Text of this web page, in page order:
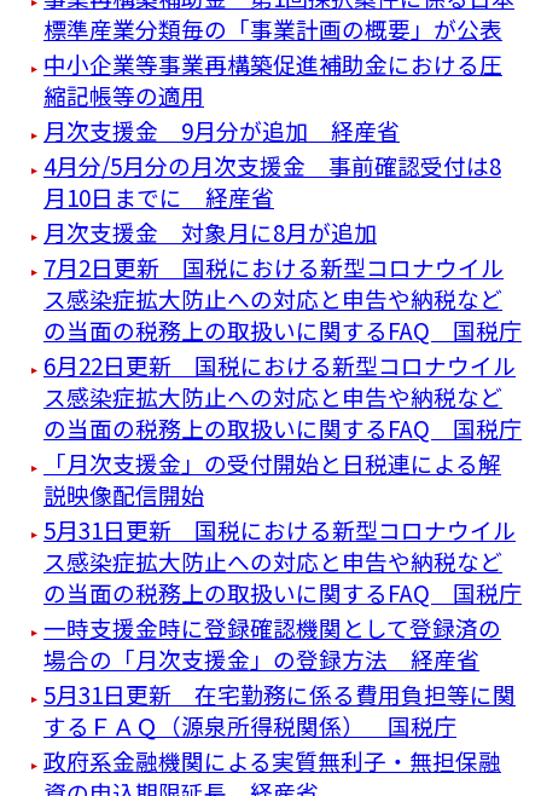
標準産業分類毎の「事業計画の概要」が公表
中小企業等事業再構築促進補助金における圧
縮記帳等の適用
月次支援金 9月分が追加 経産省
4月分/5月分の月次支援金 事前確認受付は8
月10日までに 経産省
月次支援金 対象月に8月が追加
7月2日更新 国税における新型コロナウイル
ス感染症拡大防止への対応と申告や納税など
の当面の税務上の取扱いに関するFAQ 国税庁
6月22日更新 国税における新型コロナウイル
ス感染症拡大防止への対応と申告や納税など
の当面の税務上の取扱いに関するFAQ 国税庁
「月次支援金」の受付開始と日税連による解
説映像配信開始
5月31日更新 国税における新型コロナウイル
ス感染症拡大防止への対応と申告や納税など
の当面の税務上の取扱いに関するFAQ 国税庁
一時支援金時に登録確認機関として登録済の
場合の「月次支援金」の登録方法 経産省
5月31日更新 在宅勤務に係る費用負担等に関
するＦＡＱ（源泉所得税関係） 国税庁
政府系金融機関による実質無利子・無担保融